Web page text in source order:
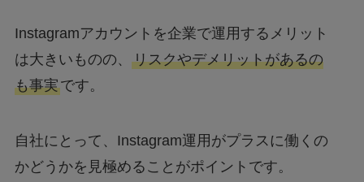
Instagramアカウントを企業で運用するメリット
は大きいものの、 リスクやデメリットがあるの
も事実です。
自社にとって、Instagram運用がプラスに働くの
かどうかを見極めることがポイントです。